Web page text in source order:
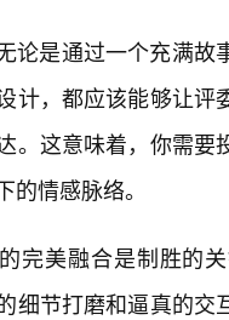
论是通过一个充满故
计，都应该能够让
。这意味着，你需
情感脉络。
完美融合是制胜的
细节打磨和逼真的